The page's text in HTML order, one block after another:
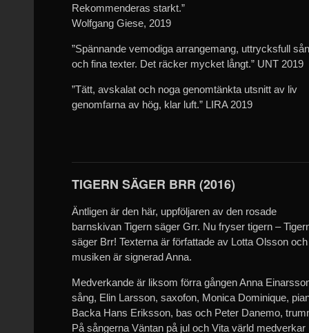
Rekommenderas starkt.”
Wolfgang Giese, 2019
”Spännande vemodiga arrangemang, uttrycksfull
och fina texter. Det räcker mycket långt.” UNT 2019
”Tätt, avskalat och noga genomtänkta utsnitt av liv
genomfarna av hög, klar luft.” LIRA 2019
TIGERN SÄGER BRR (2016)
Äntligen är den här, uppföljaren av den rosade
barnskivan Tigern säger Grr. Nu fryser tigern –
säger Brr! Texterna är författade av Lotta Olsson och
musiken är signerad Anna.
Medverkande är liksom förra gången Anna
sång, Elin Larsson, saxofon, Monica Dominique,
Backa Hans Eriksson, bas och Peter Danemo,
På sångerna Väntan på jul och Vita värld medverkar